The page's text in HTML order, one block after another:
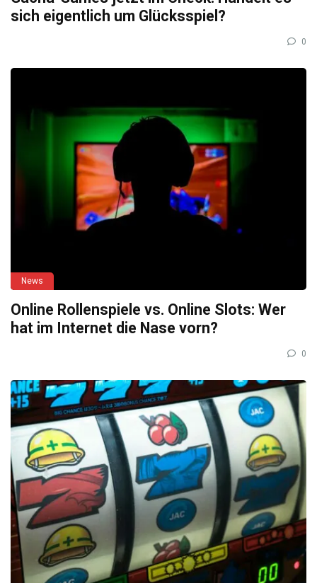
sich eigentlich um Glücksspiel?
0
News
Online Rollenspiele vs. Online Slots: Wer
hat im Internet die Nase vorn?
0